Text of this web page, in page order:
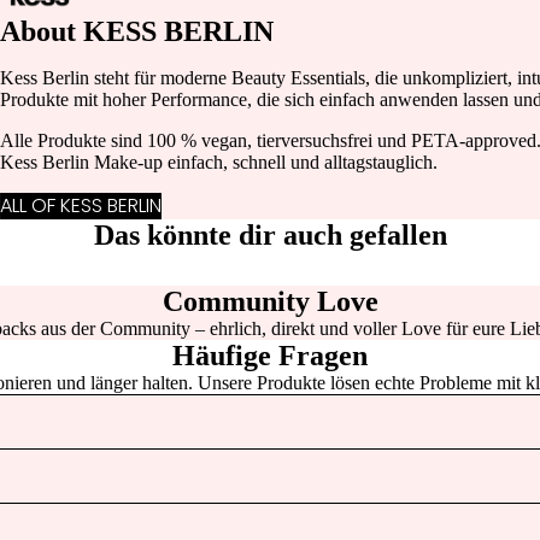
SUNGLASSES
HAIR ACCESSOIRES
KEY & BAG CHAINS
YOUR
HOME
PAPE
TERI
E
BON
PARFUMEU
CALIE
About KESS BERLIN
Kess Berlin steht für moderne Beauty Essentials, die unkompliziert,
Produkte mit hoher Performance, die sich einfach anwenden lassen
Alle Produkte sind 100 % vegan, tierversuchsfrei und PETA-
Kess Berlin Make-up einfach, schnell und alltagstauglich.
ALL OF KESS BERLIN
Das könnte dir auch gefallen
Community Love
aus der Community – ehrlich, direkt und voller Love für eure
Häufige Fragen
und länger halten. Unsere Produkte lösen echte Probleme mit